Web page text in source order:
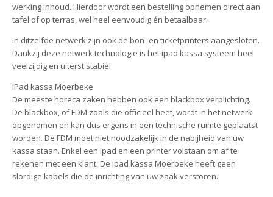
werking inhoud. Hierdoor wordt een bestelling opnemen direct aan
tafel of op terras, wel heel eenvoudig én betaalbaar.
In ditzelfde netwerk zijn ook de bon- en ticketprinters aangesloten.
Dankzij deze netwerk technologie is het ipad kassa systeem heel
veelzijdig en uiterst stabiel.
iPad kassa Moerbeke
De meeste horeca zaken hebben ook een blackbox verplichting.
De blackbox, of FDM zoals die officieel heet, wordt in het netwerk
opgenomen en kan dus ergens in een technische ruimte geplaatst
worden. De FDM moet niet noodzakelijk in de nabijheid van uw
kassa staan. Enkel een ipad en een printer volstaan om af te
rekenen met een klant. De ipad kassa Moerbeke heeft geen
slordige kabels die de inrichting van uw zaak verstoren.